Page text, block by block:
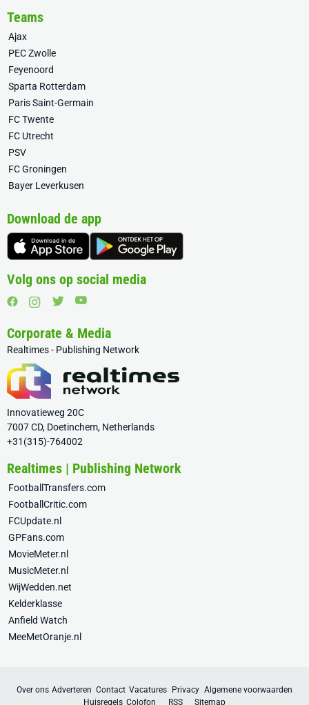
Teams
Ajax
PEC Zwolle
Feyenoord
Sparta Rotterdam
Paris Saint-Germain
FC Twente
FC Utrecht
PSV
FC Groningen
Bayer Leverkusen
Download de app
Volg ons op social media
Corporate & Media
Realtimes - Publishing Network
Innovatieweg 20C
7007 CD, Doetinchem, Netherlands
+31(315)-764002
Realtimes | Publishing Network
FootballTransfers.com
FootballCritic.com
FCUpdate.nl
GPFans.com
MovieMeter.nl
MusicMeter.nl
WijWedden.net
Kelderklasse
Anfield Watch
MeeMetOranje.nl
Over ons Adverteren Contact Vacatures Privacy Algemene voorwaarden
Huisregels Colofon RSS Sitemap